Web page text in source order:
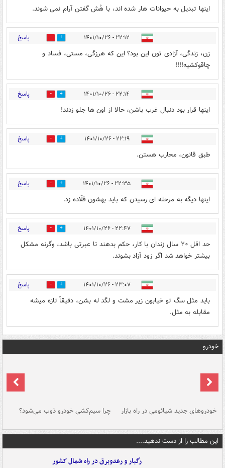
اینها تبدیل به حیوانات هار شده اند، با هُش گفتن آرام نمی شوند.
۲۲:۱۲ - ۱۴۰۱/۱۰/۲۶ 22 پاسخ
زن، زندگی، آزادی تون این بود؟ این که هرزگی، مستی، فساد و
چاقوکشیه!!!!
۲۲:۱۴ - ۱۴۰۱/۱۰/۲۶ 13 پاسخ
اینها قرار بود دنبال غرب باشن، حالا از اون ها جلو زدند!
۲۲:۱۹ - ۱۴۰۱/۱۰/۲۶ 15 پاسخ
طبق قانون، محارب هستن.
۲۲:۳۵ - ۱۴۰۱/۱۰/۲۶ 14 پاسخ
اینها دیگه به مرحله ای رسیدن که باید بهشون قلّاده زد.
۲۲:۴۷ - ۱۴۰۱/۱۰/۲۶ 26 پاسخ
حد اقل ۲۰ سال زندان با کار، حکم بدهند تا عبرتی باشد، وگرنه مشکل
بیشتر خواهد شد اگر زود آزاد بشوند.
۲۳:۰۷ - ۱۴۰۱/۱۰/۲۶ 26 پاسخ
باید مثل سگ تو خیابون زیر مشت و لگد له بشن، دقیقاً تازه میشه
مقابله به مثل.
خودرو
خودروهای جدید شیائومی در راه بازار چرا سیم‌کشی خودرو ذوب می‌شود؟
این مطالب را از دست ندهید....
رگبار و رعدوبرق در راه شمال کشور